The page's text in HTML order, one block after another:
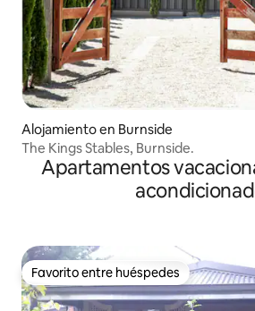
Alojamiento en Burnside
The Kings Stables, Burnside.
Apartamentos
Favorito entre huéspedes
Favorito entre huéspedes